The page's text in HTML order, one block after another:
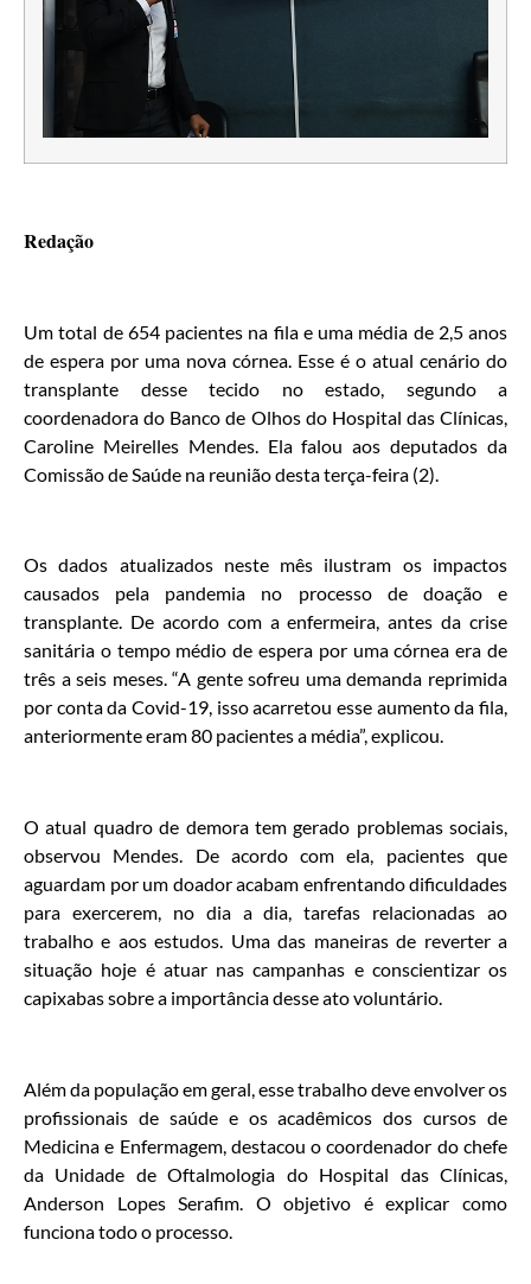
Redação
Um total de 654 pacientes na fila e uma média de 2,5 anos
de espera por uma nova córnea. Esse é o atual cenário do
transplante desse tecido no estado, segundo a
coordenadora do Banco de Olhos do Hospital das Clínicas,
Caroline Meirelles Mendes. Ela falou aos deputados da
Comissão de Saúde na reunião desta terça-feira (2).
Os dados atualizados neste mês ilustram os impactos
causados pela pandemia no processo de doação e
transplante. De acordo com a enfermeira, antes da crise
sanitária o tempo médio de espera por uma córnea era de
três a seis meses. “A gente sofreu uma demanda reprimida
por conta da Covid-19, isso acarretou esse aumento da fila,
anteriormente eram 80 pacientes a média”, explicou.
O atual quadro de demora tem gerado problemas sociais,
observou Mendes. De acordo com ela, pacientes que
aguardam por um doador acabam enfrentando dificuldades
para exercerem, no dia a dia, tarefas relacionadas ao
trabalho e aos estudos. Uma das maneiras de reverter a
situação hoje é atuar nas campanhas e conscientizar os
capixabas sobre a importância desse ato voluntário.
Além da população em geral, esse trabalho deve envolver os
profissionais de saúde e os acadêmicos dos cursos de
Medicina e Enfermagem, destacou o coordenador do chefe
da Unidade de Oftalmologia do Hospital das Clínicas,
Anderson Lopes Serafim. O objetivo é explicar como
funciona todo o processo.